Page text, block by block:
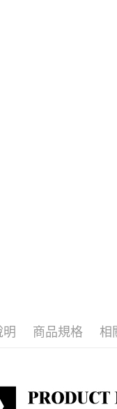
明 商品規格 相